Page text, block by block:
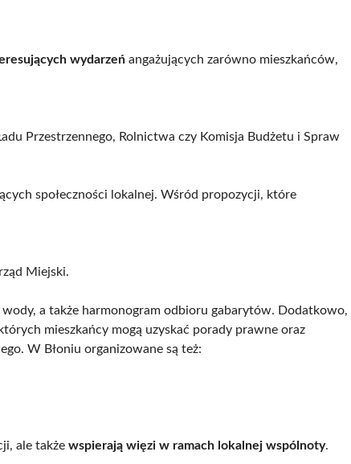
wydarzeń angażujących zarówno mieszkańców,
Przestrzennego, Rolnictwa czy Komisja Budżetu i Spraw
społeczności lokalnej. Wśród propozycji, które
Miejski.
a także harmonogram odbioru gabarytów. Dodatkowo,
mieszkańcy mogą uzyskać porady prawne oraz
W Błoniu organizowane są też:
ale także wspierają więzi w ramach lokalnej wspólnoty.